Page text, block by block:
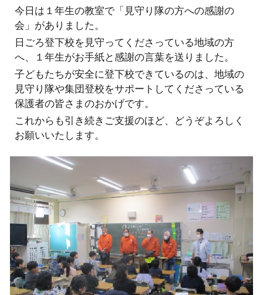
今日は１年生の教室で「見守り隊の方への感謝の
会」がありました。
日ごろ登下校を見守ってくださっている地域の方
へ、１年生がお手紙と感謝の言葉を送りました。
子どもたちが安全に登下校できているのは、地域の
見守り隊や集団登校をサポートしてくださっている
保護者の皆さまのおかげです。
これからも引き続きご支援のほど、どうぞよろしく
お願いいたします。